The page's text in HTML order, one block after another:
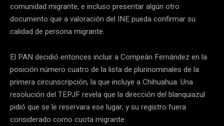
comunidad migrante, e incluso presentar algún otro
documento que a valoración del INE pueda confirmar su
calidad de persona migrante.
El PAN decidió entonces incluir a Compeán Fernández en la
posición número cuatro de la lista de plurinominales de la
primera circunscripción, la que incluye a Chihuahua. Una
resolución del TEPJF revela que la dirección del blanquiazul
pidió que se le reservara ese lugar, y su registro fuera
considerado como cuota migrante.